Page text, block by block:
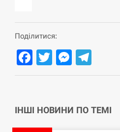
СЕРПЕНЬ
12:53
США обсуждают
Украины, несмотря на
12:40
Латвія готова
Поділитися:
Facebook
Twitter
ІНШІ НОВИНИ ПО ТЕМІ